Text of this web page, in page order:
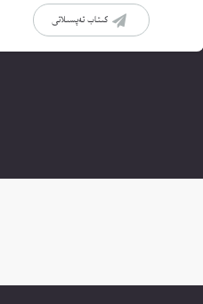
كىتاب تەپسىلاتى